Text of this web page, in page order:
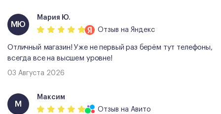
МЮ
Мария Ю.
Отзыв на Яндекс
Отличный магазин! Уже не первый раз берём тут телефоны,
всегда все на высшем уровне!
03 Августа 2026
М
Максим
Отзыв на Авито